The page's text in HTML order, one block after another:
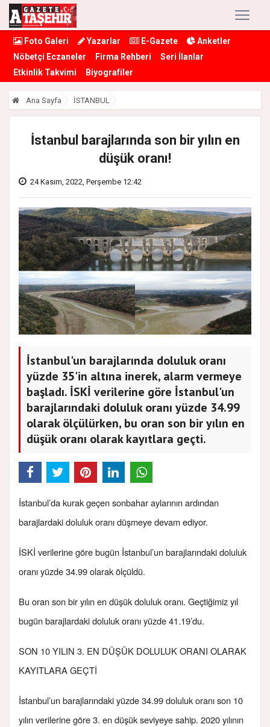
Foto Galeri Yazarlar E-Gazete
Anketler
Nöbetçi Eczaneler
Firma Rehberi
Seri İlanlar
Etkinlik Takvimi
Biyografiler
Ana Sayfa İSTANBUL
İstanbul barajlarında son bir yılın en
düşük oranı!
24 Kasım, 2022, Perşembe 12:42
İstanbul'un barajlarında doluluk oranı
yüzde 35'in altına inerek, alarm vermeye
başladı. İSKİ verilerine göre İstanbul'un
barajlarındaki doluluk oranı yüzde 34.99
olarak ölçülürken, bu oran son bir yılın en
düşük oranı olarak kayıtlara geçti.
İstanbul’da kurak geçen sonbahar aylarının ardından
barajlardaki doluluk oranı düşmeye devam ediyor.
İSKİ verilerine göre bugün İstanbul’un barajlarındaki doluluk
oranı yüzde 34.99 olarak ölçüldü.
Bu oran son bir yılın en düşük doluluk oranı. Geçtiğimiz yıl
bugün barajlardaki doluluk oranı yüzde 41.19’du.
SON 10 YILIN 3. EN DÜŞÜK DOLULUK ORANI OLARAK
KAYITLARA GEÇTİ
İstanbul’un barajlarındaki yüzde 34.99 doluluk oranı son 10
yılın verilerine göre 3. en düşük seviyeye sahip. 2020 yılının